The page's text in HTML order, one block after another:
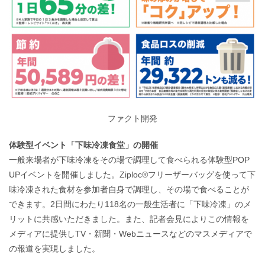
ファクト開発
体験型イベント「下味冷凍食堂」の開催
一般来場者が下味冷凍をその場で調理して食べられる体験型POP
UPイベントを開催しました。Ziploc®フリーザーバッグを使って下
味冷凍された食材を参加者自身で調理し、その場で食べることが
できます。2日間にわたり118名の一般生活者に「下味冷凍」のメ
リットに共感いただきました。また、記者会見によりこの情報を
メディアに提供しTV・新聞・Webニュースなどのマスメディアで
の報道を実現しました。